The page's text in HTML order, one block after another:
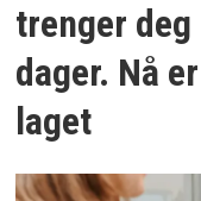
trenger
dager. Nå
laget